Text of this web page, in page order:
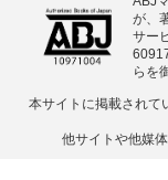
が、
サー
らを
本サイトに掲載されて
他サイトや他媒